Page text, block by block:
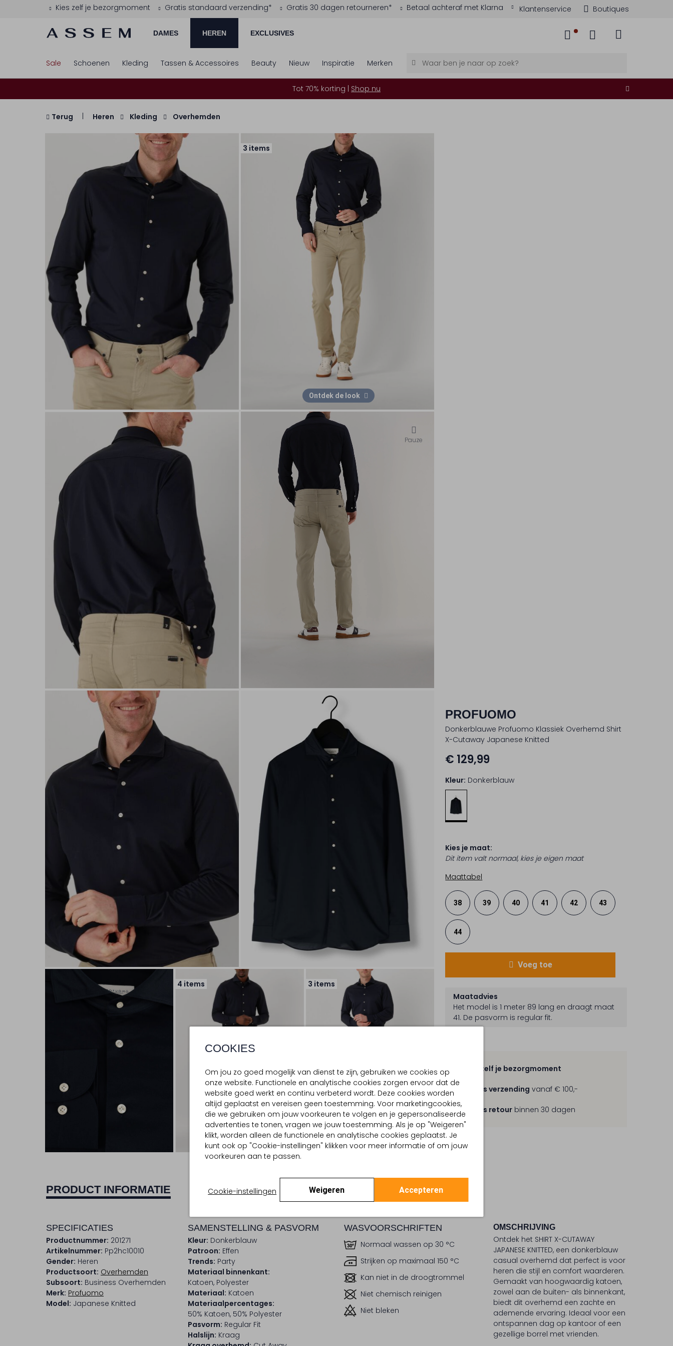
Kies zelf je bezorgmoment Gratis standaard verzending* Gratis 30 dagen retourneren* Betaal achteraf met Klarna Klantenservice Boutiques
DAMES HEREN EXCLUSIVES
COOKIES
Om jou zo goed mogelijk van dienst te zijn, gebruiken we cookies op
onze website. Functionele en analytische cookies zorgen ervoor dat de
website goed werkt en continu verbeterd wordt. Deze cookies worden
altijd geplaatst en vereisen geen toestemming. Voor marketingcookies,
die we gebruiken om jouw voorkeuren te volgen en je gepersonaliseerde
advertenties te tonen, vragen we jouw toestemming. Als je op "Weigeren"
klikt, worden alleen de functionele en analytische cookies geplaatst. Je
kunt ook op "Cookie-instellingen" klikken voor meer informatie of om jouw
voorkeuren aan te passen.
Cookie-instellingen Weigeren Accepteren
Sale Schoenen Kleding Tassen & Accessoires Beauty Nieuw Inspiratie Merken
Tot 70% korting | Shop nu
Terug Heren Kleding Overhemden
3 items
Ontdek de look
Pauze
4 items
Ontdek de look
3 items
Ontdek de look
PROFUOMO
Donkerblauwe Profuomo Klassiek Overhemd Shirt
X-Cutaway Japanese Knitted
€ 129,99
Kleur: Donkerblauw
Kies je maat:
Dit item valt normaal, kies je eigen maat
Maattabel
38 39 40 41 42 43
44
Voeg toe
Maatadvies
Het model is 1 meter 89 lang en draagt maat
41. De pasvorm is regular fit.
Kies zelf je bezorgmoment
Gratis verzending vanaf € 100,-
Gratis retour binnen 30 dagen
PRODUCT INFORMATIE BEZORGEN & RETOURNEREN
SPECIFICATIES
Productnummer: 201271
Artikelnummer: Pp2hc10010
Gender: Heren
Productsoort: Overhemden
Subsoort: Business Overhemden
Merk: Profuomo
Model: Japanese Knitted
SAMENSTELLING & PASVORM
Kleur: Donkerblauw
Patroon: Effen
Trends: Party
Materiaal binnenkant:
Katoen, Polyester
Materiaal: Katoen
Materiaalpercentages:
50% Katoen, 50% Polyester
Pasvorm: Regular Fit
Halslijn: Kraag
WASVOORSCHRIFTEN
Normaal wassen op 30 °C
Strijken op maximaal 150 °C
Kan niet in de droogtrommel
Niet chemisch reinigen
Niet bleken
OMSCHRIJVING
Ontdek het SHIRT X-CUTAWAY
JAPANESE KNITTED, een donkerblauw
casual overhemd dat perfect is voor
heren die stijl en comfort waarderen.
Gemaakt van hoogwaardig katoen,
zowel aan de buiten- als binnenkant,
biedt dit overhemd een zachte en
ademende ervaring. Ideaal voor een
ontspannen dag op kantoor of een
gezellige borrel met vrienden.